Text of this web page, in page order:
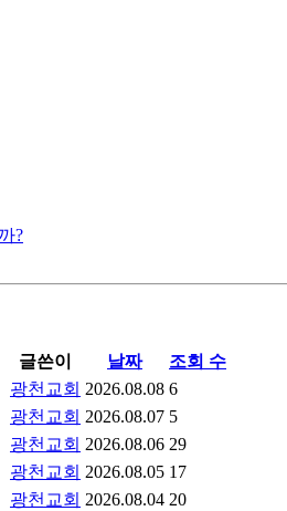
?
글쓴이 날짜
조회 수
광천교회 2026.08.08 6
광천교회 2026.08.07 5
광천교회 2026.08.06 29
광천교회 2026.08.05 17
광천교회 2026.08.04 20